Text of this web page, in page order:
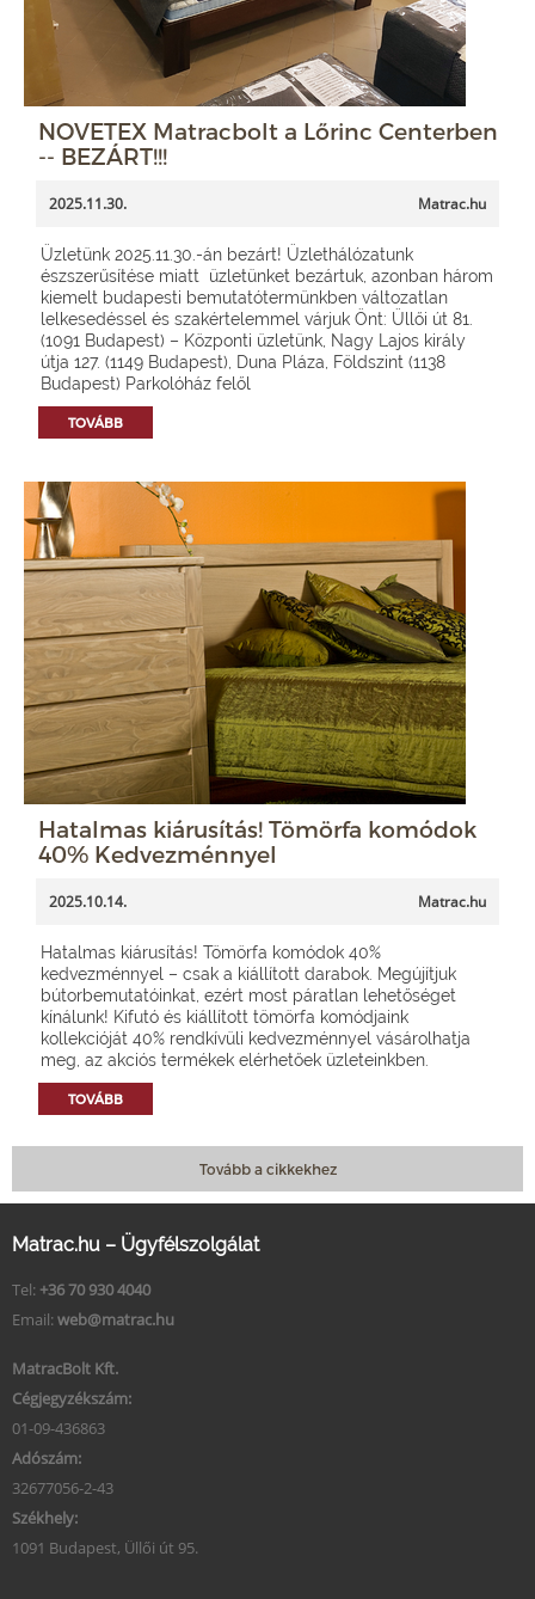
NOVETEX Matracbolt a Lőrinc Centerben
-- BEZÁRT!!!
2025.11.30. Matrac.hu
Üzletünk 2025.11.30.-án bezárt! Üzlethálózatunk
észszerűsítése miatt üzletünket bezártuk, azonban három
kiemelt budapesti bemutatótermünkben változatlan
lelkesedéssel és szakértelemmel várjuk Önt: Üllői út 81.
(1091 Budapest) – Központi üzletünk, Nagy Lajos király
útja 127. (1149 Budapest), Duna Pláza, Földszint (1138
Budapest) Parkolóház felől
TOVÁBB
Hatalmas kiárusítás! Tömörfa komódok
40% Kedvezménnyel
2025.10.14. Matrac.hu
Hatalmas kiárusítás! Tömörfa komódok 40%
kedvezménnyel – csak a kiállított darabok. Megújítjuk
bútorbemutatóinkat, ezért most páratlan lehetőséget
kínálunk! Kifutó és kiállított tömörfa komódjaink
kollekcióját 40% rendkívüli kedvezménnyel vásárolhatja
meg, az akciós termékek elérhetőek üzleteinkben.
TOVÁBB
Tovább a cikkekhez
Matrac.hu – Ügyfélszolgálat
Tel: +36 70 930 4040
Email: web@matrac.hu
MatracBolt Kft.
Cégjegyzékszám:
01-09-436863
Adószám:
32677056-2-43
Székhely:
1091 Budapest, Üllői út 95.